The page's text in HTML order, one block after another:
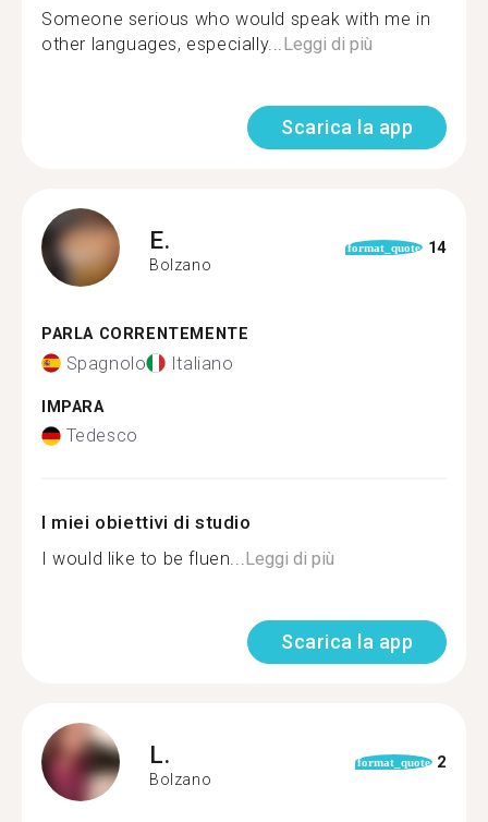
Someone serious who would speak with me in
other languages, especially...Leggi di più
Scarica la app
E.
Bolzano
format_quote 14
PARLA CORRENTEMENTE
Spagnolo Italiano
IMPARA
Tedesco
I miei obiettivi di studio
I would like to be fluen...Leggi di più
Scarica la app
L.
Bolzano
format_quote 2